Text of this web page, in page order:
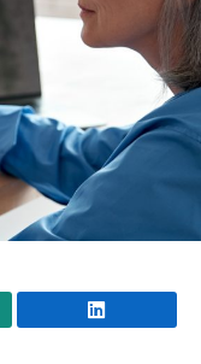
WhatsApp